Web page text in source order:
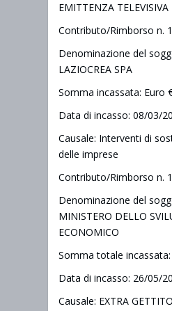
EMITTENZA TELEVISIVA
Contributo/Rimborso n.
Denominazione del
LAZIOCREA SPA
Somma incassata: Euro
Data di incasso: 08/03/
Causale: Interventi di
delle imprese
Contributo/Rimborso n.
Denominazione del
MINISTERO DELLO
ECONOMICO
Somma totale
Data di incasso: 26/05/
Causale: EXTRA